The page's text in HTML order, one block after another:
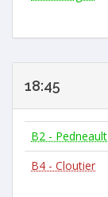
18:45
B2 - Pedneault
B4 - Cloutier